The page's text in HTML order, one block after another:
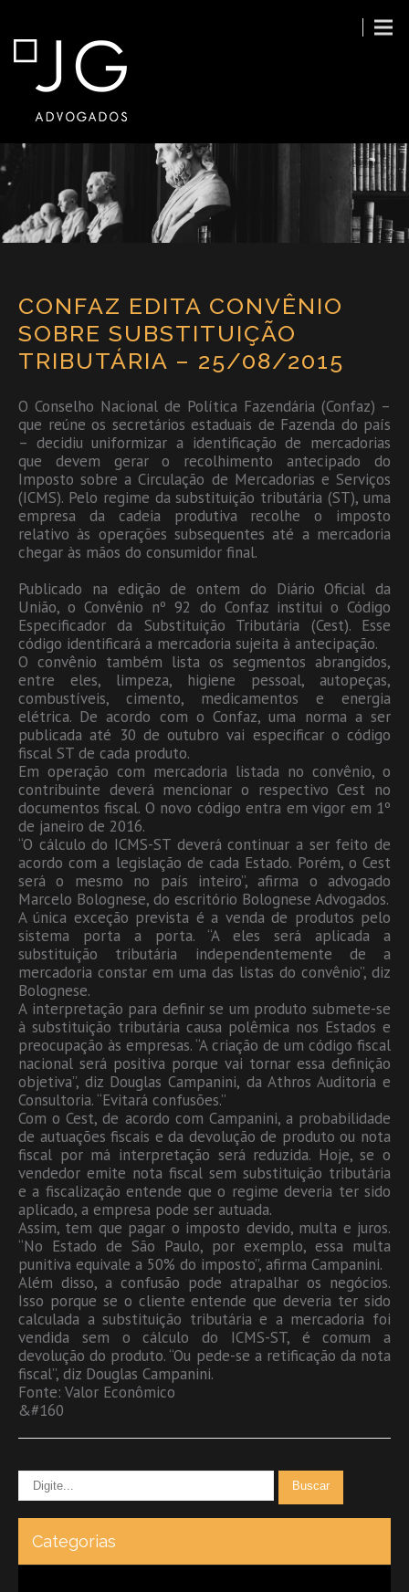
CONFAZ EDITA CONVÊNIO
SOBRE SUBSTITUIÇÃO
TRIBUTÁRIA – 25/08/2015
O Conselho Nacional de Política Fazendária (Confaz) –
que reúne os secretários estaduais de Fazenda do país
– decidiu uniformizar a identificação de mercadorias
que devem gerar o recolhimento antecipado do
Imposto sobre a Circulação de Mercadorias e Serviços
(ICMS). Pelo regime da substituição tributária (ST), uma
empresa da cadeia produtiva recolhe o imposto
relativo às operações subsequentes até a mercadoria
chegar às mãos do consumidor final.
Publicado na edição de ontem do Diário Oficial da
União, o Convênio nº 92 do Confaz institui o Código
Especificador da Substituição Tributária (Cest). Esse
código identificará a mercadoria sujeita à antecipação.
O convênio também lista os segmentos abrangidos,
entre eles, limpeza, higiene pessoal, autopeças,
combustíveis, cimento, medicamentos e energia
elétrica. De acordo com o Confaz, uma norma a ser
publicada até 30 de outubro vai especificar o código
fiscal ST de cada produto.
Em operação com mercadoria listada no convênio, o
contribuinte deverá mencionar o respectivo Cest no
documentos fiscal. O novo código entra em vigor em 1º
de janeiro de 2016.
“O cálculo do ICMS-ST deverá continuar a ser feito de
acordo com a legislação de cada Estado. Porém, o Cest
será o mesmo no país inteiro”, afirma o advogado
Marcelo Bolognese, do escritório Bolognese Advogados.
A única exceção prevista é a venda de produtos pelo
sistema porta a porta. “A eles será aplicada a
substituição tributária independentemente de a
mercadoria constar em uma das listas do convênio”, diz
Bolognese.
A interpretação para definir se um produto submete-se
à substituição tributária causa polêmica nos Estados e
preocupação às empresas. “A criação de um código fiscal
nacional será positiva porque vai tornar essa definição
objetiva”, diz Douglas Campanini, da Athros Auditoria e
Consultoria. “Evitará confusões.”
Com o Cest, de acordo com Campanini, a probabilidade
de autuações fiscais e da devolução de produto ou nota
fiscal por má interpretação será reduzida. Hoje, se o
vendedor emite nota fiscal sem substituição tributária
e a fiscalização entende que o regime deveria ter sido
aplicado, a empresa pode ser autuada.
Assim, tem que pagar o imposto devido, multa e juros.
“No Estado de São Paulo, por exemplo, essa multa
punitiva equivale a 50% do imposto”, afirma Campanini.
Além disso, a confusão pode atrapalhar os negócios.
Isso porque se o cliente entende que deveria ter sido
calculada a substituição tributária e a mercadoria foi
vendida sem o cálculo do ICMS-ST, é comum a
devolução do produto. “Ou pede-se a retificação da nota
fiscal”, diz Douglas Campanini.
Fonte: Valor Econômico
&#160
Categorias